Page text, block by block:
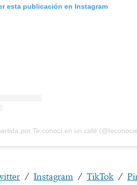
esta publicación en Instagram
por Te conocí en un café
/ Instagram / TikTok /